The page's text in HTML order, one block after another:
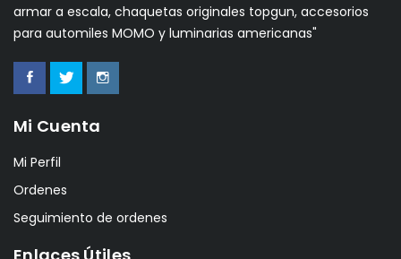
armar a escala, chaquetas originales topgun, accesorios
para automiles MOMO y luminarias americanas"
Mi Cuenta
Mi Perfil
Ordenes
Seguimiento de ordenes